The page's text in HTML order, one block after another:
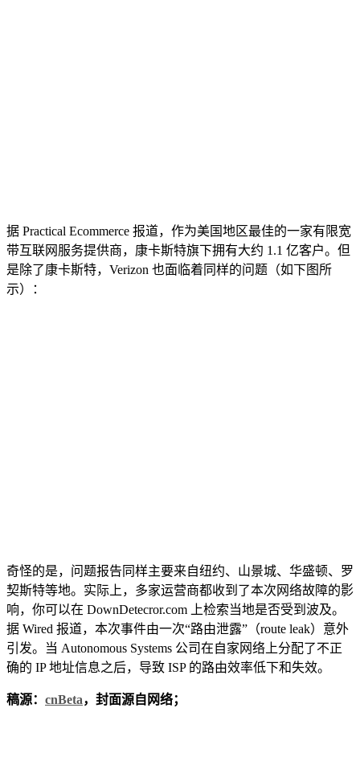
据 Practical Ecommerce 报道，作为美国地区最佳的一家有限宽
带互联网服务提供商，康卡斯特旗下拥有大约 1.1 亿客户。但
是除了康卡斯特，Verizon 也面临着同样的问题（如下图所
示）：
奇怪的是，问题报告同样主要来自纽约、山景城、华盛顿、罗
契斯特等地。实际上，多家运营商都收到了本次网络故障的影
响，你可以在 DownDetecror.com 上检索当地是否受到波及。
据 Wired 报道，本次事件由一次“路由泄露”（route leak）意外
引发。当 Autonomous Systems 公司在自家网络上分配了不正
确的 IP 地址信息之后，导致 ISP 的路由效率低下和失效。
稿源： cnBeta，封面源自网络；